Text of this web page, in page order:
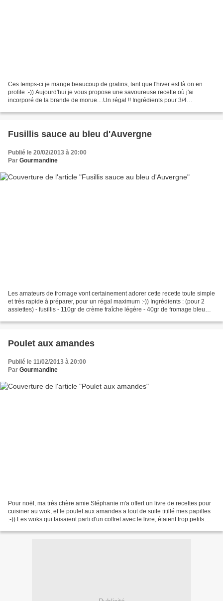
Ces temps-ci je mange beaucoup de gratins, tant que l'hiver est là on en
profite :-)) Aujourd'hui je vous propose une savoureuse recette où j'ai
incorporé de la brande de morue....Un régal !! Ingrédients pour 3/4
Fusillis sauce au bleu d'Auvergne
Publié le 20/02/2013 à 20:00
Par Gourmandine
Les amateurs de fromage vont certainement adorer cette recette toute simple
et très rapide à préparer, pour un régal maximum :-)) Ingrédients : (pour 2
assiettes) - fusillis - 110gr de crème fraîche légère - 40gr de fromage bleu
Poulet aux amandes
Publié le 11/02/2013 à 20:00
Par Gourmandine
Pour noël, ma très chère amie Stéphanie m'a offert un livre de recettes pour
cuisiner au wok, et le poulet aux amandes a tout de suite titillé mes papilles
:-)) Les woks qui faisaient parti d'un coffret avec le livre, étaient trop petits